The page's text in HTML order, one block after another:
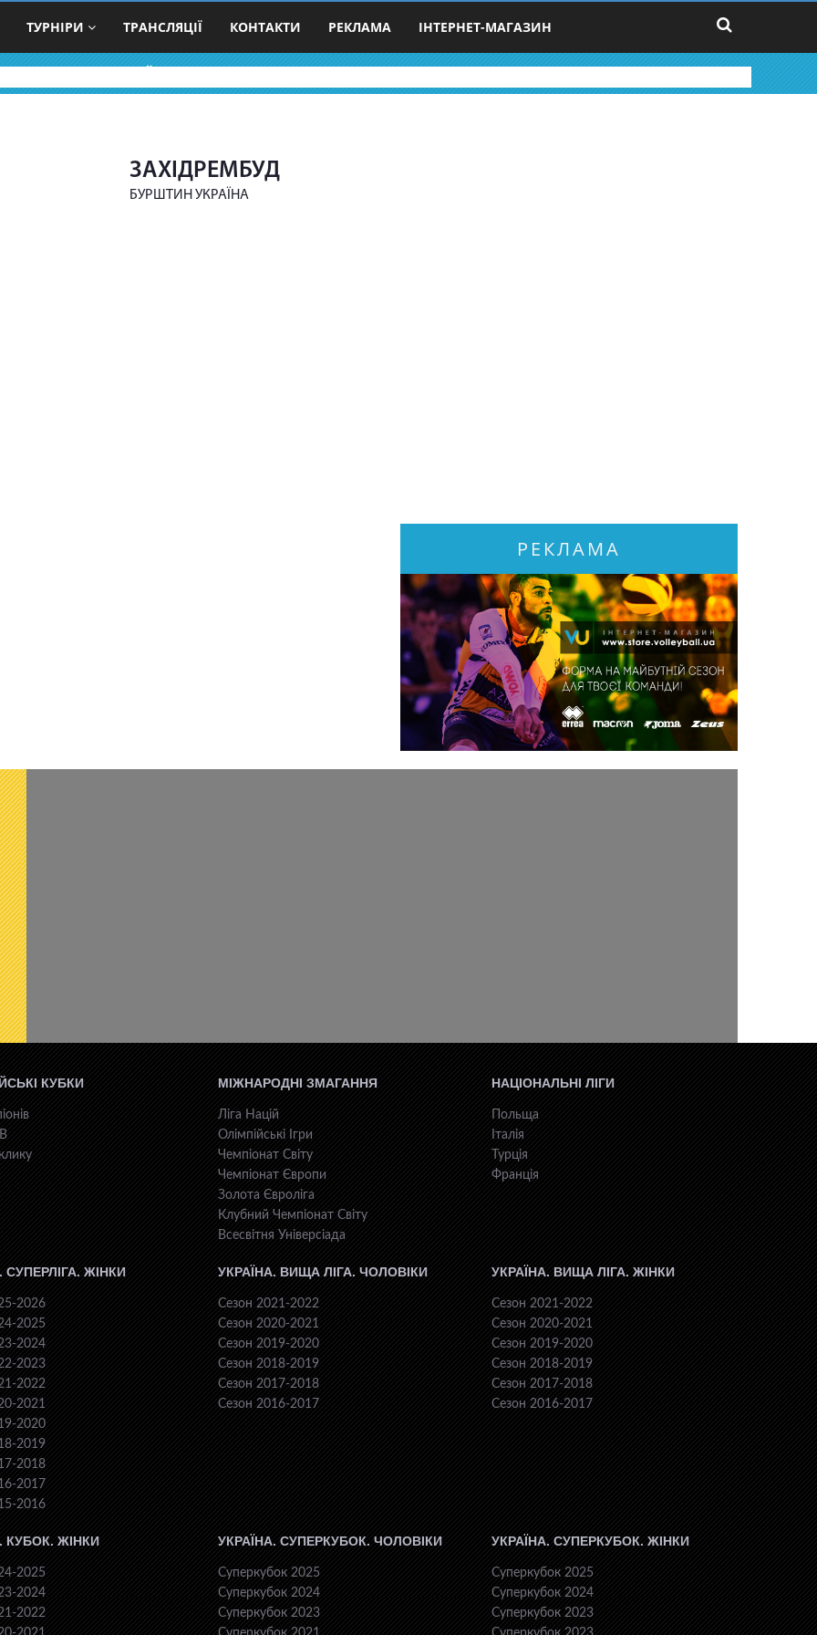
ТУРНІРИ ТРАНСЛЯЦІЇ КОНТАКТИ РЕКЛАМА ІНТЕРНЕТ-МАГАЗИН
ЗАХІДРЕМБУД
БУРШТИН УКРАЇНА
РЕКЛАМА
КУБКИ МІЖНАРОДНІ ЗМАГАННЯ
Ліга Націй
Олімпійські Ігри
Чемпіонат Світу
Чемпіонат Європи
Золота Євроліга
Клубний Чемпіонат Світу
Всесвiтня Унiверсiaда
НАЦІОНАЛЬНІ ЛІГИ
Польща
Італія
Турція
Франція
СУПЕРЛІГА. ЖІНКИ
2026
2025
2024
2023
2022
2021
2020
2019
2018
2017
2016
УКРАЇНА. ВИЩА ЛІГА. ЧОЛОВІКИ
Сезон 2021-2022
Сезон 2020-2021
Сезон 2019-2020
Сезон 2018-2019
Сезон 2017-2018
Сезон 2016-2017
УКРАЇНА. ВИЩА ЛІГА. ЖІНКИ
Сезон 2021-2022
Сезон 2020-2021
Сезон 2019-2020
Сезон 2018-2019
Сезон 2017-2018
Сезон 2016-2017
КУБОК. ЖІНКИ
2025
2024
2022
УКРАЇНА. СУПЕРКУБОК. ЧОЛОВІКИ
Суперкубок 2025
Суперкубок 2024
Суперкубок 2023
УКРАЇНА. СУПЕРКУБОК. ЖІНКИ
Суперкубок 2025
Суперкубок 2024
Суперкубок 2023